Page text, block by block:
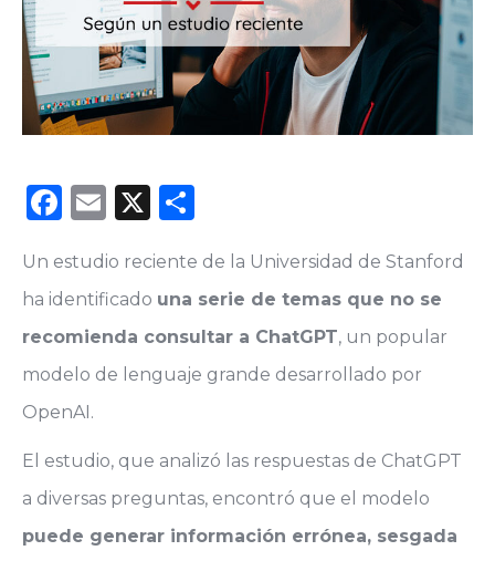
Facebook
Email
X
Un estudio reciente de la Universidad de Stanford
ha identificado una serie de temas que no se
recomienda consultar a ChatGPT, un popular
modelo de lenguaje grande desarrollado por
OpenAI.
El estudio, que analizó las respuestas de ChatGPT
a diversas preguntas, encontró que el modelo
puede generar información errónea, sesgada